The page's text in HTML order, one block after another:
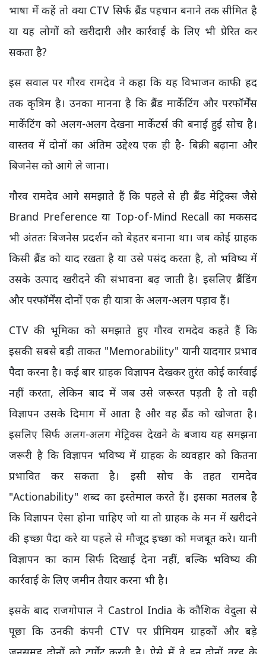
भाषा में कहें तो क्या CTV सिर्फ ब्रैंड पहचान बनाने तक सीमित है
या यह लोगों को खरीदारी और कार्रवाई के लिए भी प्रेरित कर
सकता है?
इस सवाल पर गौरव रामदेव ने कहा कि यह विभाजन काफी हद
तक कृत्रिम है। उनका मानना है कि ब्रैंड मार्केटिंग और परफॉर्मेंस
मार्केटिंग को अलग-अलग देखना मार्केटर्स की बनाई हुई सोच है।
वास्तव में दोनों का अंतिम उद्देश्य एक ही है- बिक्री बढ़ाना और
बिजनेस को आगे ले जाना।
गौरव रामदेव आगे समझाते हैं कि पहले से ही ब्रैंड मेट्रिक्स जैसे
Brand Preference या Top-of-Mind Recall का मकसद
भी अंततः बिजनेस प्रदर्शन को बेहतर बनाना था। जब कोई ग्राहक
किसी ब्रैंड को याद रखता है या उसे पसंद करता है, तो भविष्य में
उसके उत्पाद खरीदने की संभावना बढ़ जाती है। इसलिए ब्रैंडिंग
और परफॉर्मेंस दोनों एक ही यात्रा के अलग-अलग पड़ाव हैं।
CTV की भूमिका को समझाते हुए गौरव रामदेव कहते हैं कि
इसकी सबसे बड़ी ताकत "Memorability" यानी यादगार प्रभाव
पैदा करना है। कई बार ग्राहक विज्ञापन देखकर तुरंत कोई कार्रवाई
नहीं करता, लेकिन बाद में जब उसे जरूरत पड़ती है तो वही
विज्ञापन उसके दिमाग में आता है और वह ब्रैंड को खोजता है।
इसलिए सिर्फ अलग-अलग मेट्रिक्स देखने के बजाय यह समझना
जरूरी है कि विज्ञापन भविष्य में ग्राहक के व्यवहार को कितना
प्रभावित कर सकता है। इसी सोच के तहत रामदेव
"Actionability" शब्द का इस्तेमाल करते हैं। इसका मतलब है
कि विज्ञापन ऐसा होना चाहिए जो या तो ग्राहक के मन में खरीदने
की इच्छा पैदा करे या पहले से मौजूद इच्छा को मजबूत करे। यानी
विज्ञापन का काम सिर्फ दिखाई देना नहीं, बल्कि भविष्य की
कार्रवाई के लिए जमीन तैयार करना भी है।
इसके बाद राजगोपाल ने Castrol India के कौशिक वेदुला से
पूछा कि उनकी कंपनी CTV पर प्रीमियम ग्राहकों और बड़े